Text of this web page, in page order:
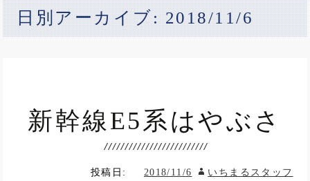
日別アーカイブ: 2018/11/6
新幹線E5系はやぶさ
投稿日: 2018/11/6 いちまるスタッフ